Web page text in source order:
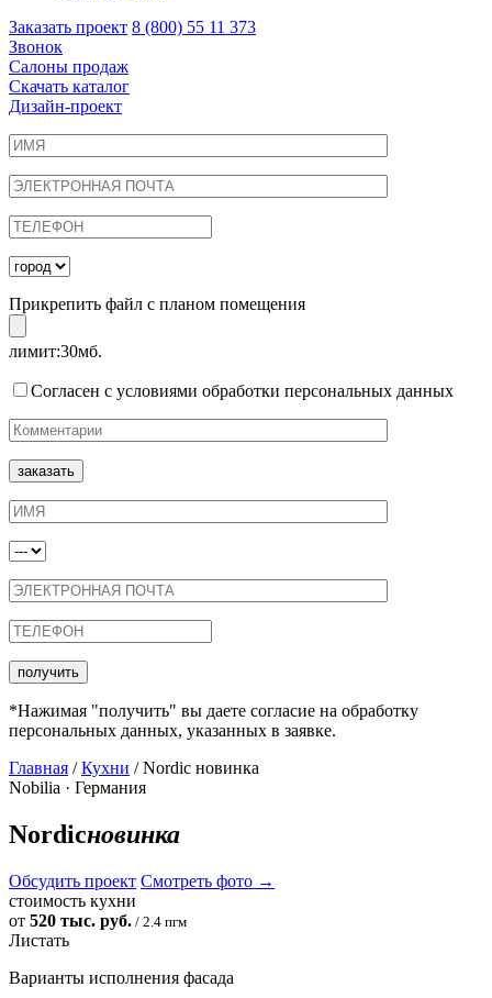
Заказать проект 8 (800) 55 11 373
Звонок
Салоны продаж
Скачать каталог
Дизайн-проект
Прикрепить файл с планом помещения
лимит:30мб.
Согласен с условиями обработки персональных данных
*Нажимая "получить" вы даете согласие на обработку
персональных данных, указанных в заявке.
Главная /Кухни / Nordic новинка
Nobilia · Германия
Nordicновинка
Обсудить проект Смотреть фото →
стоимость кухни
от 520 тыс. руб. / 2.4 пгм
Листать
Варианты исполнения фасада